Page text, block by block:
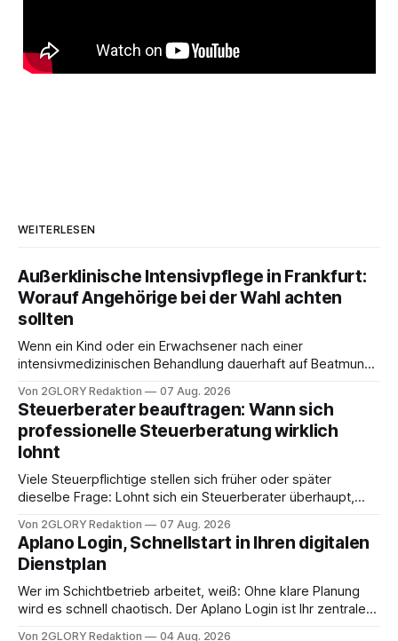
WEITERLESEN
Außerklinische Intensivpflege in Frankfurt:
Worauf Angehörige bei der Wahl achten
sollten
Wenn ein Kind oder ein Erwachsener nach einer
intensivmedizinischen Behandlung dauerhaft auf Beatmung
angewiesen ist, stellt sich für Familien eine schwierige
Frage: Muss die Versorgung dauerhaft in der Klinik bleiben –
oder ist ein Leben zu Hause möglich? Die außerklinische
Intensivpflege bietet genau diese Alternative: Sie
Von 2GLORY Redaktion 07 Aug. 2026
Steuerberater beauftragen: Wann sich
professionelle Steuerberatung wirklich
lohnt
Viele Steuerpflichtige stellen sich früher oder später
dieselbe Frage: Lohnt sich ein Steuerberater überhaupt,
erledigen? Die kurze Antwort: Bei einfachen
Einkommensverhältnissen reicht häufig eine Steuersoftware
aus – sobald jedoch mehrere Einkunftsarten
zusammentreffen oder größere finanzielle Veränderungen
anstehen, zahlt sich professionelle Unterstützung meist
Von 2GLORY Redaktion 07 Aug. 2026
Aplano Login, Schnellstart in Ihren digitalen
Dienstplan
Wer im Schichtbetrieb arbeitet, weiß: Ohne klare Planung
wird es schnell chaotisch. Der Aplano Login ist Ihr zentraler
Von 2GLORY Redaktion 04 Aug. 2026